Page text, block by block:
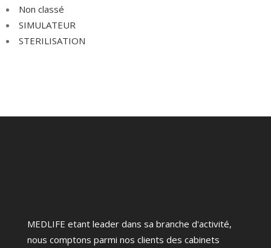
Non classé
SIMULATEUR
STERILISATION
MEDLIFE etant leader dans sa branche d'activité,
nous comptons parmi nos clients des cabinets